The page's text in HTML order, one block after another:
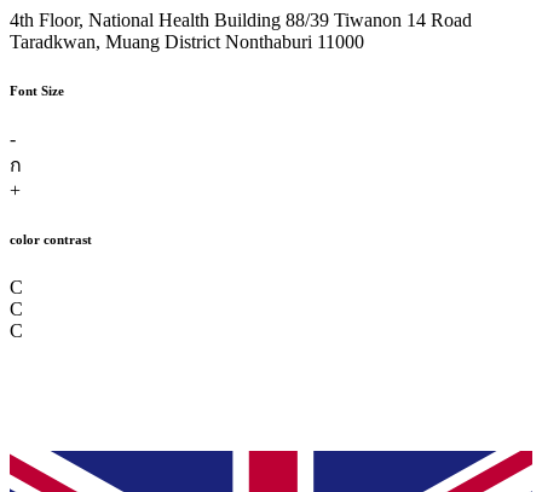
4th Floor, National Health Building 88/39 Tiwanon 14 Road
Taradkwan, Muang District Nonthaburi 11000
Font Size
-
ก
+
color contrast
C
C
C